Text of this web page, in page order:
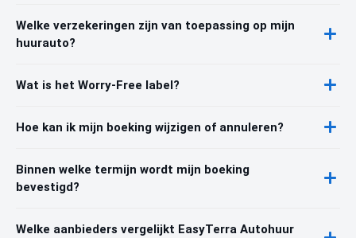
Welke verzekeringen zijn van toepassing op mijn
huurauto?
Wat is het Worry-Free label?
Hoe kan ik mijn boeking wijzigen of annuleren?
Binnen welke termijn wordt mijn boeking
bevestigd?
Welke aanbieders vergelijkt EasyTerra Autohuur